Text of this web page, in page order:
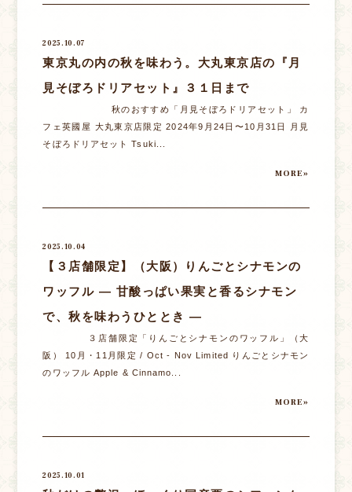
2025.10.07
東京丸の内の秋を味わう。大丸東京店の『月
見そぼろドリアセット』３１日まで
秋のおすすめ「月見そぼろドリアセット」 カ
フェ英國屋 大丸東京店限定 2024年9月24日〜10月31日 月見
そぼろドリアセット Tsuki...
MORE»
2025.10.04
【３店舗限定】（大阪）りんごとシナモンの
ワッフル ― 甘酸っぱい果実と香るシナモン
で、秋を味わうひととき ―
３店舗限定「りんごとシナモンのワッフル」（大
阪） 10月・11月限定 / Oct - Nov Limited りんごとシナモン
のワッフル Apple & Cinnamo...
MORE»
2025.10.01